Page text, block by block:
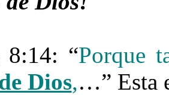
8:14: “Porque
Dios,…” Esta